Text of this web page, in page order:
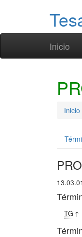
Inicio
Inicio
TG ↑